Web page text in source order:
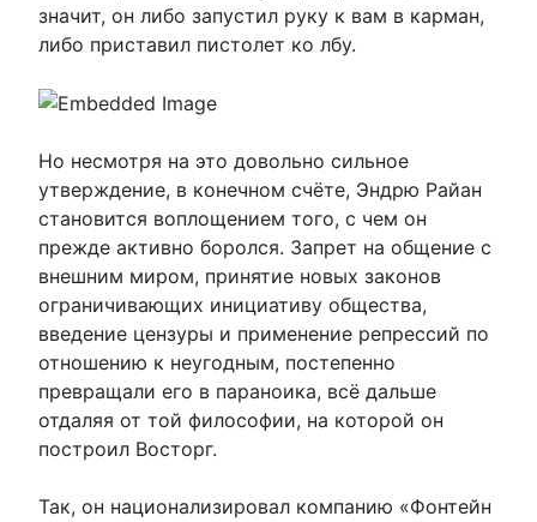
значит, он либо запустил руку к вам в карман,
либо приставил пистолет ко лбу.
Но несмотря на это довольно сильное
утверждение, в конечном счёте, Эндрю Райан
становится воплощением того, с чем он
прежде активно боролся. Запрет на общение с
внешним миром, принятие новых законов
ограничивающих инициативу общества,
введение цензуры и применение репрессий по
отношению к неугодным, постепенно
превращали его в параноика, всё дальше
отдаляя от той философии, на которой он
построил Восторг.
Так, он национализировал компанию «Фонтейн